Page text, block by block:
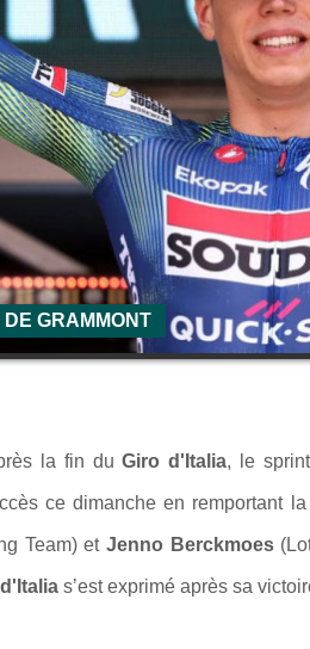
GRAMMONT
la fin duGiro d'Italia, le
ce dimanche en remportant la
Team) et Jenno Berckmoes(
s’est exprimé après sa